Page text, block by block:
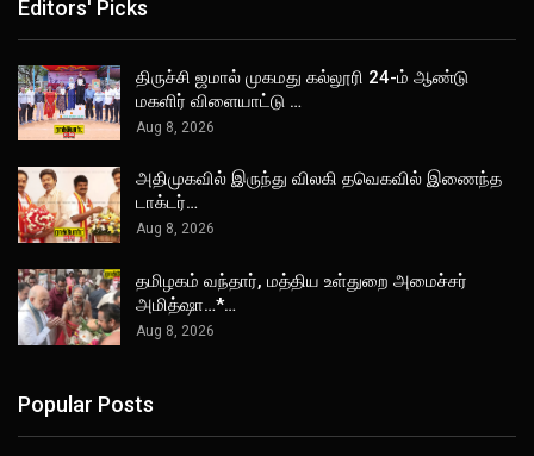
Editors' Picks
திருச்சி ஜமால் முகமது கல்லூரி 24-ம் ஆண்டு
மகளிர் விளையாட்டு …
Aug 8, 2026
அதிமுகவில் இருந்து விலகி தவெகவில் இணைந்த
டாக்டர்…
Aug 8, 2026
தமிழகம் வந்தார், மத்திய உள்துறை அமைச்சர்
அமித்ஷா…*…
Aug 8, 2026
Popular Posts